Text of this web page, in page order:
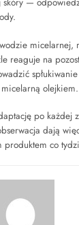
skóry —
micelarnej,
reaguje na
olejkiem.
po każdej
dają
produktem co